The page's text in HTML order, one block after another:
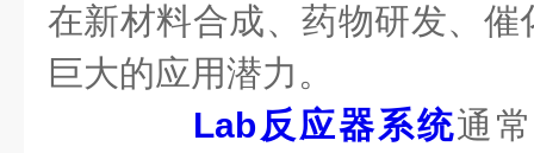
在新材料合成、药物研发、
巨大的应用潜力。
Lab反应器系统通